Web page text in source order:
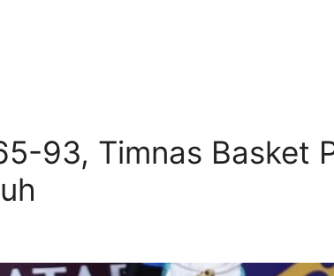
93, Timnas Basket